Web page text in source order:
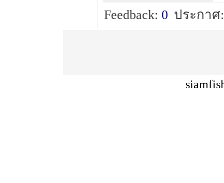
Feedback: 0 ประกาศ